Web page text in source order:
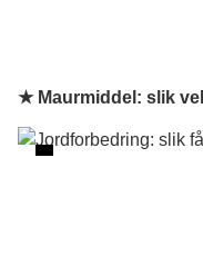
★ Maurmiddel: slik